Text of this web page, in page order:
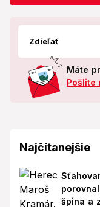
Zdieľať
Máte
Pošlite
Najčítanejšie
špina a